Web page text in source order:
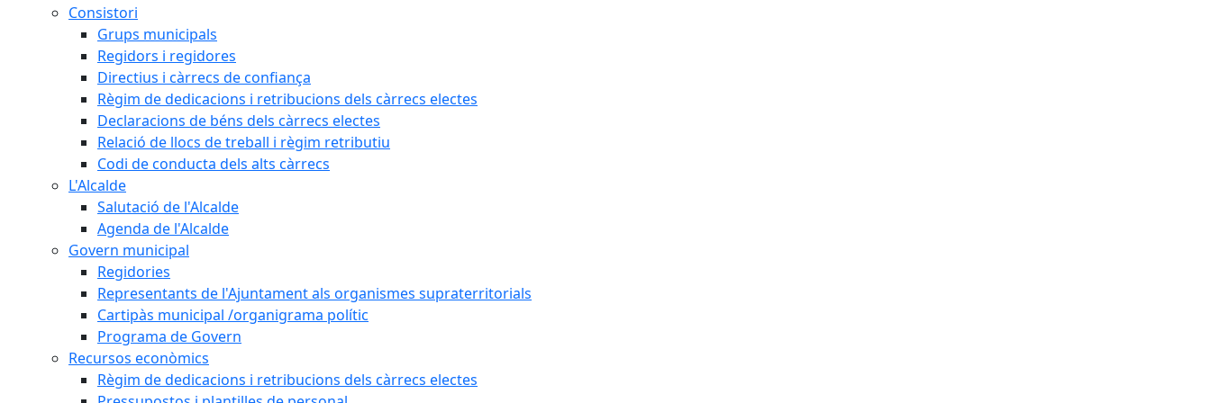
Consistori
Grups municipals
Regidors i regidores
Directius i càrrecs de confiança
Règim de dedicacions i retribucions dels càrrecs electes
Declaracions de béns dels càrrecs electes
Relació de llocs de treball i règim retributiu
Codi de conducta dels alts càrrecs
L'Alcalde
Salutació de l'Alcalde
Agenda de l'Alcalde
Govern municipal
Regidories
Representants de l'Ajuntament als organismes supraterritorials
Cartipàs municipal /organigrama polític
Programa de Govern
Recursos econòmics
Règim de dedicacions i retribucions dels càrrecs electes